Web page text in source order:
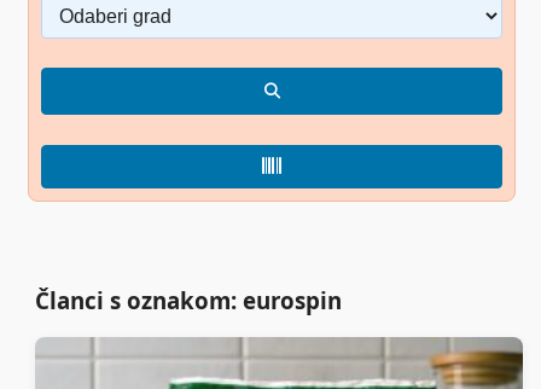
Članci s oznakom: eurospin